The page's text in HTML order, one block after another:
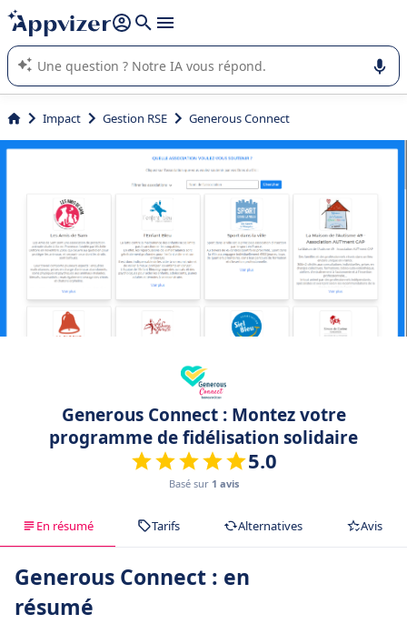
répondre (plusieurs lignes avec
L'IA de Appvizer vous guide dans l'utilisation ou la sélection de
logiciel SaaS en entreprise.
Impact Gestion RSE Generous Connect
Generous Connect : Montez votre
programme de fidélisation solidaire
5.0
Basé sur 1 avis
En résumé Tarifs Alternatives Avis
Generous Connect : en
résumé